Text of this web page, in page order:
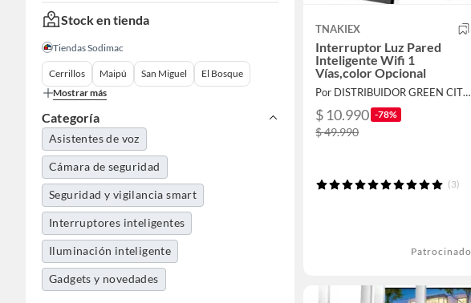
Stock en tienda
Tiendas Sodimac
Cerrillos Maipú San Miguel
El Bosque
Mostrar más
Categoría
Asistentes de voz
Cámara de seguridad
Seguridad y vigilancia smart
Interruptores inteligentes
Iluminación inteligente
Gadgets y novedades
TNAKIEX
Interruptor Luz Pared
Inteligente Wifi 1
Vías,color Opcional
Por DISTRIBUIDOR GREEN CITY SpA
$ 10.990 -78%
$ 49.990
(3)
Patrocinado